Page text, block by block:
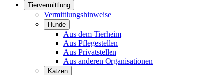
Tiervermittlung
Vermittlungshinweise
Hunde
Aus dem Tierheim
Aus Pflegestellen
Aus Privatstellen
Aus anderen Organisationen
Katzen